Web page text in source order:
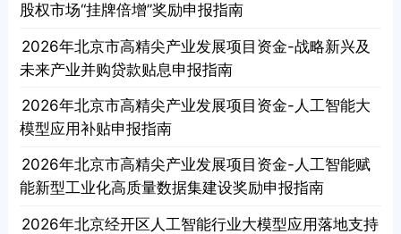
股权市场“挂牌倍增”奖励申报指南
· 2026年北京市高精尖产业发展项目资金-战略新兴及
未来产业并购贷款贴息申报指南
· 2026年北京市高精尖产业发展项目资金-人工智能大
模型应用补贴申报指南
· 2026年北京市高精尖产业发展项目资金-人工智能赋
能新型工业化高质量数据集建设奖励申报指南
· 2026年北京经开区人工智能行业大模型应用落地支持